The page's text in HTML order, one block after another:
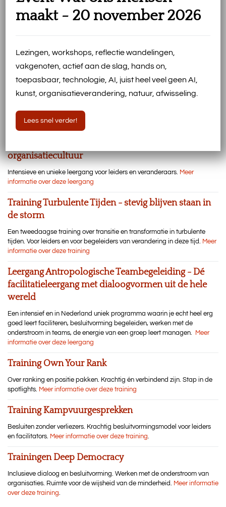
Event Wat ons mensen maakt 20 november
Meer over onze events
Leergang Organisatiecultuur. Corporate
organisatiecultuur
Intensieve en unieke leergang voor leiders en veranderaars. Meer
informatie over deze leergang
Training Turbulente Tijden - stevig blijven staan in
de storm
Een tweedaagse training over transitie en transformatie in turbulente
tijden. Voor leiders en voor begeleiders van verandering in deze tijd. Meer
informatie over deze training
Leergang Antropologische Teambegeleiding - Dé
facilitatieleergang met dialoogvormen uit de hele
wereld
Een intensief en in Nederland uniek programma waarin je echt heel erg
goed leert faciliteren, besluitvorming begeleiden, werken met de
onderstroom in teams, de energie van een groep leert managen. Meer
informatie over deze leergang
Training Own Your Rank
Over ranking en positie pakken. Krachtig én verbindend zijn. Stap in de
spotlights. Meer informatie over deze training
Training Kampvuurgesprekken
Besluiten zonder verliezers. Krachtig besluitvormingsmodel voor leiders
en facilitators. Meer informatie over deze training
Trainingen Deep Democracy
Inclusieve dialoog en besluitvorming. Werken met de onderstroom van
organisaties. Ruimte voor de wijsheid van de minderheid. Meer informatie
over deze training
maakt - 20 november 2026
Lezingen, workshops, reflectie wandelingen,
vakgenoten, actief aan de slag, hands on,
toepasbaar, technologie, AI, juist heel veel geen AI,
kunst, organisatieverandering, natuur, afwisseling.
Lees snel verder!